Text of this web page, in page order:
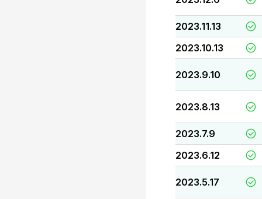
2023.11.13
2023.10.13
2023.9.10
2023.8.13
2023.7.9
2023.6.12
2023.5.17